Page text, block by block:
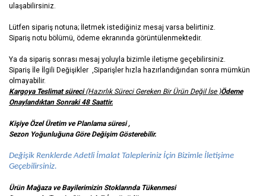
ulaşabilirsiniz.
Lütfen sipariş notuna; İletmek istediğiniz mesaj varsa belirtiniz.
Sipariş notu bölümü, ödeme ekranında görüntülenmektedir.
Ya da sipariş sonrası mesaj yoluyla bizimle iletişme geçebilirsiniz.
Sipariş İle İlgili Değişikler ,Siparişler hızla hazırlandığından sonra mümkün
olmayabilir.
Kargoya Teslimat süreci(Hazırlık Süreci Gereken Bir Ürün Değil İse )Ödeme
Onaylandıktan Sonraki 48 Saattir.
Kişiye Özel Üretim ve Planlama süresi ,
Sezon Yoğunluğuna Göre Değişim Gösterebilir.
Değişik Renklerde Adetli İmalat Talepleriniz İçin Bizimle İletişime
Geçebilirsiniz.
Ürün Mağaza ve Bayilerimizin Stoklarında Tükenmesi